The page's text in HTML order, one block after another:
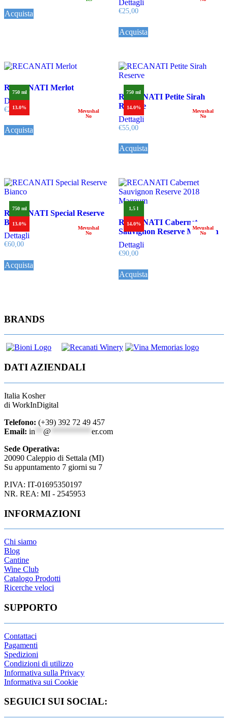
Acquista
Dettagli
€25,00
Acquista
750 ml
13.0%
Mevushal
No
RECANATI Merlot
Dettagli
€25,00
Acquista
750 ml
14.0%
Mevushal
No
RECANATI Petite Sirah
Reserve
Dettagli
€55,00
Acquista
750 ml
13.0%
Mevushal
No
RECANATI Special Reserve
Bianco
Dettagli
€60,00
Acquista
1,5 l
14.0%
Mevushal
No
RECANATI Cabernet
Sauvignon Reserve Magnum
Dettagli
€90,00
Acquista
BRANDS
DATI AZIENDALI
Italia Kosher
di WorkInDigital
Telefono: (+39) 392 72 49 457
Email: in @
er.com
Sede Operativa:
20090 Caleppio di Settala (MI)
Su appuntamento 7 giorni su 7
P.IVA: IT-01695350197
NR. REA: MI - 2545953
INFORMAZIONI
Chi siamo
Blog
Cantine
Wine Club
Catalogo Prodotti
Ricerche veloci
SUPPORTO
Contattaci
Pagamenti
Spedizioni
Condizioni di utilizzo
Informativa sulla Privacy
Informativa sui Cookie
SEGUICI SUI SOCIAL: